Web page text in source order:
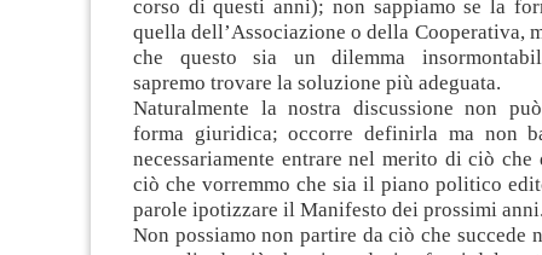
corso di questi anni); non sappiamo se la
quella dell’Associazione o della Cooperativa,
che questo sia un dilemma
sapremo trovare la soluzione più adeguata.
Naturalmente la nostra discussione non
forma giuridica; occorre definirla ma non
necessariamente entrare nel merito di ciò che
ciò che vorremmo che sia il piano politico
parole ipotizzare il Manifesto dei prossimi
Non possiamo non partire da ciò che succede